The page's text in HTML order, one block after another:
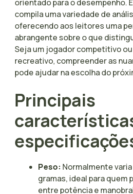
orientado para o desempenho.
compila uma variedade de
oferecendo aos leitores uma
abrangente sobre o que
Seja um jogador competitivo
recreativo, compreender as
pode ajudar na escolha do
Principais
Peso: Normalmente
gramas, ideal para quem
entre potência e